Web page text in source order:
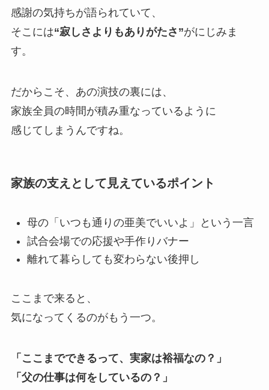
感謝の気持ちが語られていて、
そこには“寂しさよりもありがたさ”がにじみま
す。
だからこそ、あの演技の裏には、
家族全員の時間が積み重なっているように
感じてしまうんですね。
家族の支えとして見えているポイント
母の「いつも通りの亜美でいいよ」という一言
試合会場での応援や手作りバナー
離れて暮らしても変わらない後押し
ここまで来ると、
気になってくるのがもう一つ。
「ここまでできるって、実家は裕福なの？」
「父の仕事は何をしているの？」